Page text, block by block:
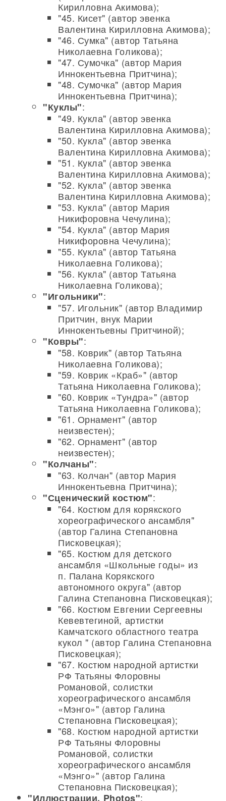
Кирилловна Акимова);
"45. Кисет" (автор эвенка
Валентина Кирилловна Акимова);
"46. Сумка" (автор Татьяна
Николаевна Голикова);
"47. Сумочка" (автор Мария
Иннокентьевна Притчина);
"48. Сумочка" (автор Мария
Иннокентьевна Притчина);
"Куклы":
"49. Кукла" (автор эвенка
Валентина Кирилловна Акимова);
"50. Кукла" (автор эвенка
Валентина Кирилловна Акимова);
"51. Кукла" (автор эвенка
Валентина Кирилловна Акимова);
"52. Кукла" (автор эвенка
Валентина Кирилловна Акимова);
"53. Кукла" (автор Мария
Никифоровна Чечулина);
"54. Кукла" (автор Мария
Никифоровна Чечулина);
"55. Кукла" (автор Татьяна
Николаевна Голикова);
"56. Кукла" (автор Татьяна
Николаевна Голикова);
"Игольники":
"57. Игольник" (автор Владимир
Притчин, внук Марии
Иннокентьевны Притчиной);
"Ковры":
"58. Коврик" (автор Татьяна
Николаевна Голикова);
"59. Коврик «Краб»" (автор
Татьяна Николаевна Голикова);
"60. Коврик «Тундра»" (автор
Татьяна Николаевна Голикова);
"61. Орнамент" (автор
неизвестен);
"62. Орнамент" (автор
неизвестен);
"Колчаны":
"63. Колчан" (автор Мария
Иннокентьевна Притчина);
"Сценический костюм":
"64. Костюм для корякского
хореографического ансамбля"
(автор Галина Степановна
Писковецкая);
"65. Костюм для детского
ансамбля «Школьные годы» из
п. Палана Корякского
автономного округа" (автор
Галина Степановна Писковецкая);
"66. Костюм Евгении Сергеевны
Кевевтегиной, артистки
Камчатского областного театра
кукол " (автор Галина Степановна
Писковецкая);
"67. Костюм народной артистки
РФ Татьяны Флоровны
Романовой, солистки
хореографического ансамбля
«Мэнго»" (автор Галина
Степановна Писковецкая);
"68. Костюм народной артистки
РФ Татьяны Флоровны
Романовой, солистки
хореографического ансамбля
«Мэнго»" (автор Галина
Степановна Писковецкая);
"Иллюстрации. Photos":